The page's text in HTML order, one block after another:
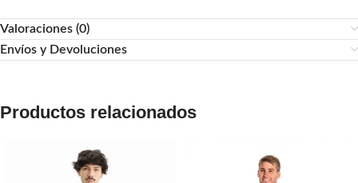
Valoraciones (0)
Envíos y Devoluciones
Productos relacionados